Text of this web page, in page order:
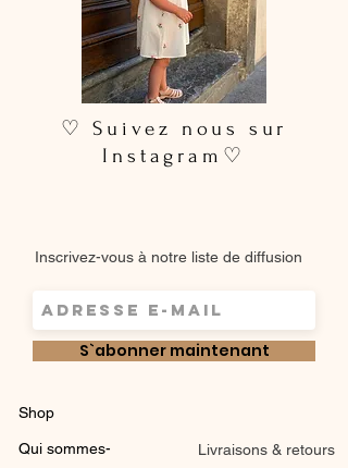
♡ Suivez nous sur
Instagram♡
Inscrivez-vous à notre liste de diffusion
S`abonner maintenant
Shop
Qui sommes- Livraisons & retours